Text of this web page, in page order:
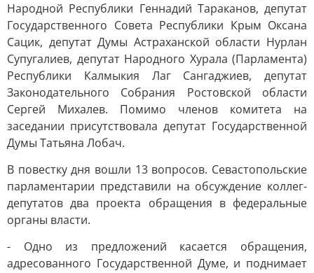
Народной Республики Геннадий Тараканов, депутат
Государственного Совета Республики Крым Оксана
Сацик, депутат Думы Астраханской области Нурлан
Супугалиев, депутат Народного Хурала (Парламента)
Республики Калмыкия Лаг Сангаджиев, депутат
Законодательного Собрания Ростовской области
Сергей Михалев. Помимо членов комитета на
заседании присутствовала депутат Государственной
Думы Татьяна Лобач.
В повестку дня вошли 13 вопросов. Севастопольские
парламентарии представили на обсуждение коллег-
депутатов два проекта обращения в федеральные
органы власти.
- Одно из предложений касается обращения,
адресованного Государственной Думе, и поднимает